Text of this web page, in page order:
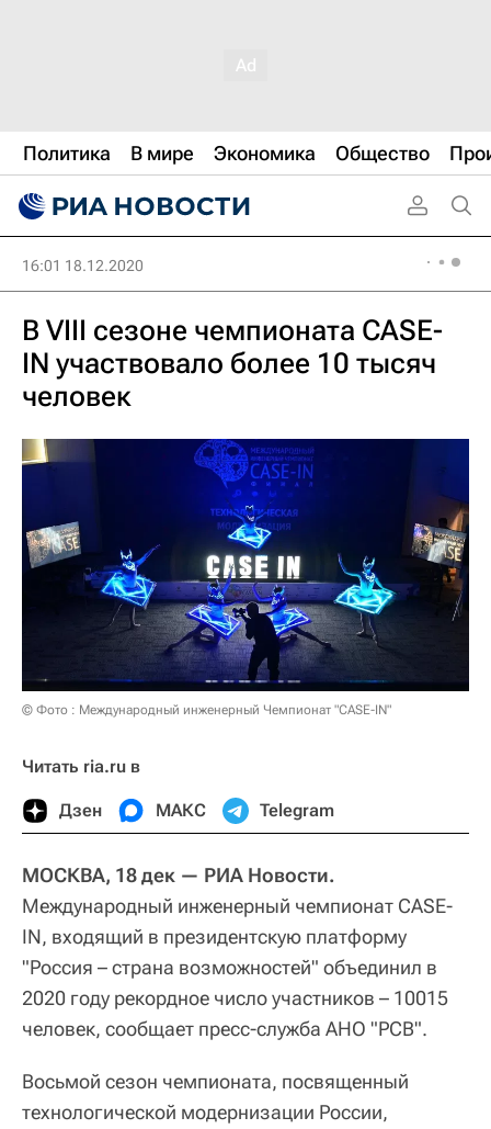
Политика В мире Экономика Общество
16:01 18.12.2020
В VIII сезоне чемпионата CASE-
IN участвовало более 10 тысяч
человек
© Фото : Международный инженерный Чемпионат "CASE-IN"
Читать ria.ru в
Дзен МАКС Telegram
МОСКВА, 18 дек — РИА Новости.
Международный инженерный чемпионат CASE-
IN, входящий в президентскую платформу
"Россия – страна возможностей" объединил в
2020 году рекордное число участников – 10015
человек, сообщает пресс-служба АНО "РСВ".
Восьмой сезон чемпионата, посвященный
технологической модернизации России,